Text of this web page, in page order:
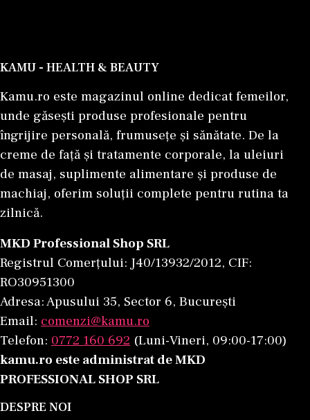
KAMU - HEALTH & BEAUTY
Kamu.ro este magazinul online dedicat femeilor,
unde găsești produse profesionale pentru
îngrijire personală, frumusețe și sănătate. De la
creme de față și tratamente corporale, la uleiuri
de masaj, suplimente alimentare și produse de
machiaj, oferim soluții complete pentru rutina ta
zilnică.
MKD Professional Shop SRL
Registrul Comerțului: J40/13932/2012, CIF:
RO30951300
Adresa: Apusului 35, Sector 6, București
Email: comenzi@kamu.ro
Telefon: 0772 160 692 (Luni-Vineri, 09:00-17:00)
kamu.ro este administrat de MKD
PROFESSIONAL SHOP SRL
DESPRE NOI